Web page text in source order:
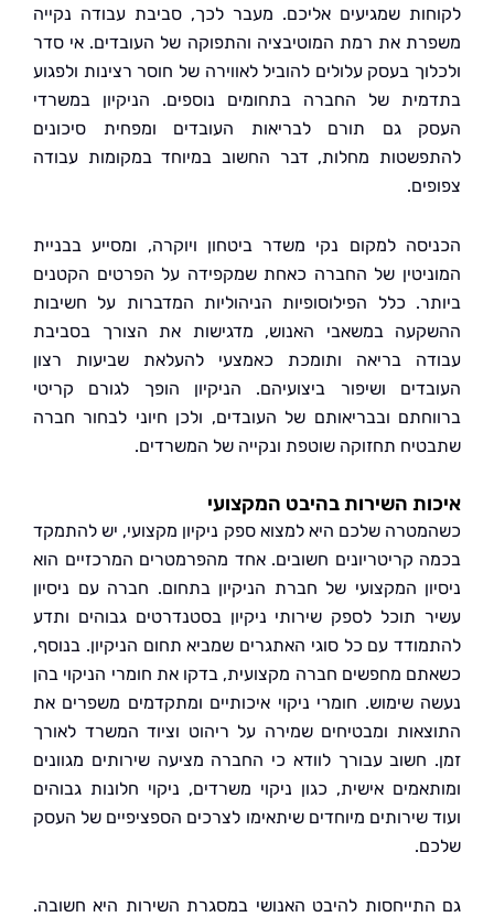
שמגיעים אליכם. מעבר לכך, סביבת עבודה נקייה
את רמת המוטיבציה והתפוקה של העובדים. אי סדר
בעסק עלולים להוביל לאווירה של חוסר רצינות ולפגוע
של החברה בתחומים נוספים. הניקיון במשרדי
גם תורם לבריאות העובדים ומפחית סיכונים
מחלות, דבר החשוב במיוחד במקומות עבודה
למקום נקי משדר ביטחון ויוקרה, ומסייע בבניית
של החברה כאחת שמקפידה על הפרטים הקטנים
כלל הפילוסופיות הניהוליות המדברות על חשיבות
במשאבי האנוש, מדגישות את הצורך בסביבת
בריאה ותומכת כאמצעי להעלאת שביעות רצון
ושיפור ביצועיהם. הניקיון הופך לגורם קריטי
ובבריאותם של העובדים, ולכן חיוני לבחור חברה
תחזוקה שוטפת ונקייה של המשרדים.
השירות בהיבט המקצועי
שלכם היא למצוא ספק ניקיון מקצועי, יש להתמקד
קריטריונים חשובים. אחד מהפרמטרים המרכזיים הוא
המקצועי של חברת הניקיון בתחום. חברה עם ניסיון
תוכל לספק שירותי ניקיון בסטנדרטים גבוהים ותדע
עם כל סוגי האתגרים שמביא תחום הניקיון. בנוסף,
מחפשים חברה מקצועית, בדקו את חומרי הניקוי בהן
שימוש. חומרי ניקוי איכותיים ומתקדמים משפרים את
ומבטיחים שמירה על ריהוט וציוד המשרד לאורך
חשוב עבורך לוודא כי החברה מציעה שירותים מגוונים
אישית, כגון ניקוי משרדים, ניקוי חלונות גבוהים
שירותים מיוחדים שיתאימו לצרכים הספציפיים של העסק
להיבט האנושי במסגרת השירות היא חשובה.